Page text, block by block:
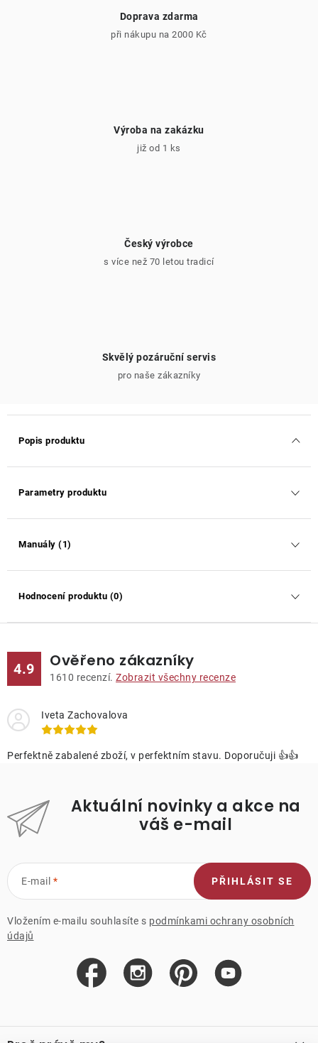
Doprava zdarma
při nákupu na 2000 Kč
Výroba na zakázku
již od 1 ks
Český výrobce
s více než 70 letou tradicí
Skvělý pozáruční servis
pro naše zákazníky
Popis produktu
Parametry produktu
Manuály (1)
Hodnocení produktu (0)
4.9 Ověřeno zákazníky
1610 recenzí. Zobrazit všechny recenze
Iveta Zachovalova
Perfektně zabalené zboží, v perfektním stavu. Doporučuji 👍👍
Aktuální novinky a akce na
váš e-mail
E-mail
Vložením e-mailu souhlasíte s podmínkami ochrany osobních
údajů
PŘIHLÁSIT SE
á